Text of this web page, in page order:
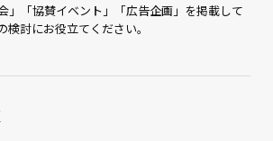
」「協賛イベント」「広告企画」を掲載して
検討にお役立てください。